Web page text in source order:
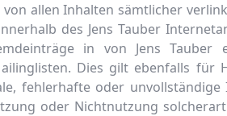
allen Inhalten sämtlicher
des Jens Tauber
in von Jens Tauber
Dies gilt ebenfalls für
fehlerhafte oder
oder Nichtnutzung